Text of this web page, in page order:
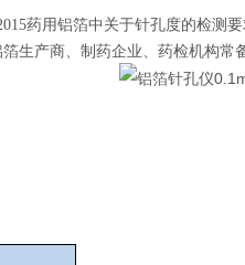
药用铝箔中关于针孔度的检测
生产商、制药企业、药检机构常